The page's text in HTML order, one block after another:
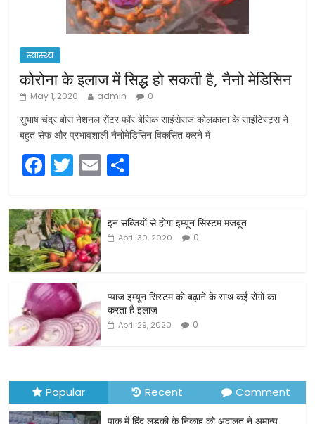
स्वास्थ्य
कोरोना के इलाज में सिद्ध हो सकती है, नैनो मेडिसिन
May 1, 2020 admin 0
सुभाष चंद्र बोस नेशनल सेंटर फॉर बेसिक साइंसेसज कोलकाता के साइंटिस्ट्स ने
बहुत सेफ और प्रभावशाली नैनोमेडिसिन विकसित करने में
F
a
c
e
b
o
o
k
T
w
itt
er
E
m
ar
e
इन सब्जियों से होगा इम्यून सिस्टम मजबूत
April 30, 2020 0
प्याज इम्यून सिस्टम को बढ़ाने के साथ कई रोगों का
करता है इलाज
April 29, 2020 0
Popular Recent Comment
पाक में हिंदू लड़की के निकाह को अदालत ने अमान्य